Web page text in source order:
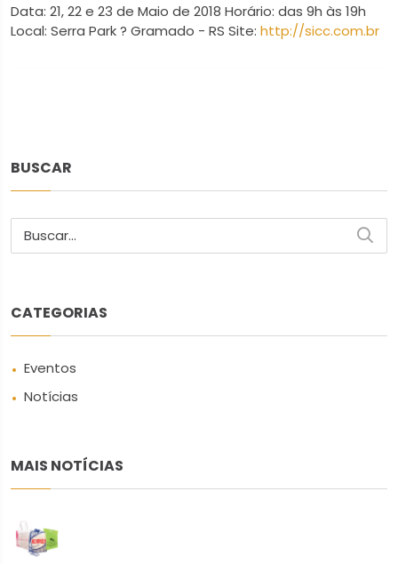
Data: 21, 22 e 23 de Maio de 2018 Horário: das 9h às 19h
Local: Serra Park ? Gramado - RS Site: http://sicc.com.br
BUSCAR
Buscar...
CATEGORIAS
Eventos
Notícias
MAIS NOTÍCIAS